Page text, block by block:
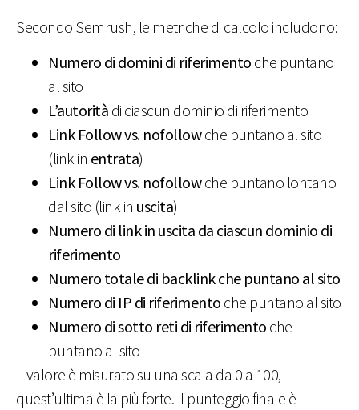
Secondo Semrush, le metriche di calcolo includono:
Numero di domini di riferimento che puntano
al sito
L’autorità di ciascun dominio di riferimento
Link Follow vs. nofollowche puntano al sito
(link in entrata)
Link Follow vs. nofollowche puntano lontano
dal sito (link in uscita)
Numero di link in uscita da ciascun dominio di
riferimento
Numero totale di backlink che puntano al sito
Numero di IP di riferimento che puntano al sito
Numero di sotto reti di riferimento che
puntano al sito
Il valore è misurato su una scala da 0 a 100,
quest’ultima è la più forte. Il punteggio finale è